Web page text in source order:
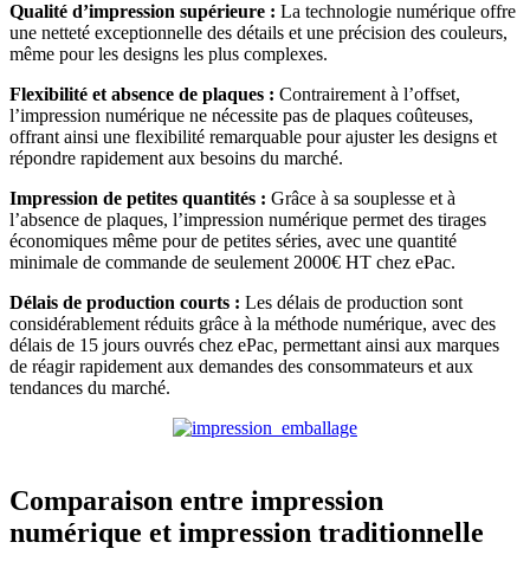
Qualité d’impression supérieure : La technologie numérique offre
une netteté exceptionnelle des détails et une précision des couleurs,
même pour les designs les plus complexes.
Flexibilité et absence de plaques : Contrairement à l’offset,
l’impression numérique ne nécessite pas de plaques coûteuses,
offrant ainsi une flexibilité remarquable pour ajuster les designs et
répondre rapidement aux besoins du marché.
Impression de petites quantités : Grâce à sa souplesse et à
l’absence de plaques, l’impression numérique permet des tirages
économiques même pour de petites séries, avec une quantité
minimale de commande de seulement 2000€ HT chez ePac.
Délais de production courts : Les délais de production sont
considérablement réduits grâce à la méthode numérique, avec des
délais de 15 jours ouvrés chez ePac, permettant ainsi aux marques
de réagir rapidement aux demandes des consommateurs et aux
tendances du marché.
Comparaison entre impression
numérique et impression traditionnelle